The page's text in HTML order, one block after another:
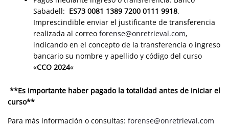
Sabadell: ES73 0081 1389 7200 0111 9918.
Imprescindible enviar el justificante de transferencia
realizada al correo forense@onretrieval.com,
indicando en el concepto de la transferencia o ingreso
bancario su nombre y apellido y código del curso
«CCO 2024«
**Es importante haber pagado la totalidad antes de iniciar el
curso**
Para más información o consultas: forense@onretrieval.com